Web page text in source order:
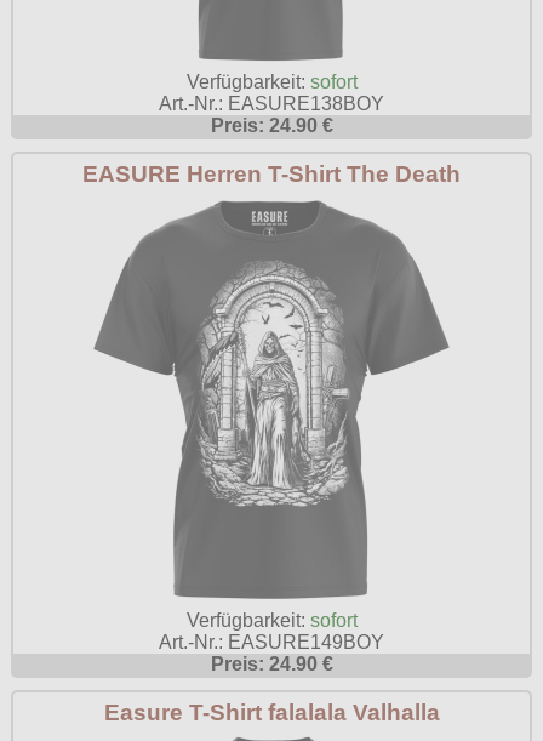
Verfügbarkeit: sofort
Art.-Nr.: EASURE138BOY
Preis: 24.90 €
EASURE Herren T-Shirt The Death
Verfügbarkeit: sofort
Art.-Nr.: EASURE149BOY
Preis: 24.90 €
Easure T-Shirt falalala Valhalla